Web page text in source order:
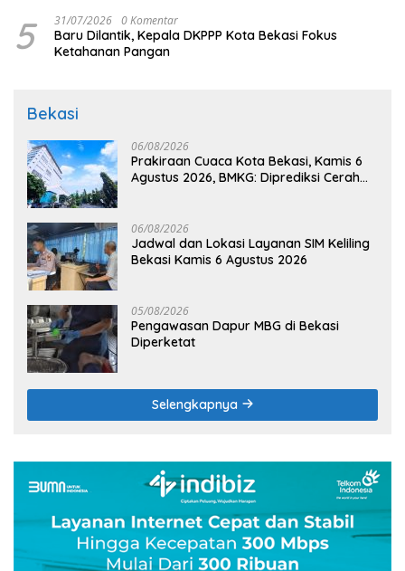
5 31/07/2026 0 Komentar
Baru Dilantik, Kepala DKPPP Kota Bekasi Fokus
Ketahanan Pangan
Bekasi
06/08/2026
Prakiraan Cuaca Kota Bekasi, Kamis 6
Agustus 2026, BMKG: Diprediksi Cerah
06/08/2026
Jadwal dan Lokasi Layanan SIM Keliling
Bekasi Kamis 6 Agustus 2026
05/08/2026
Pengawasan Dapur MBG di Bekasi
Diperketat
Selengkapnya